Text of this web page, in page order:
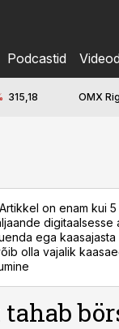
Podcastid Videod
315,18 OMX
Artikkel on enam kui 5
digitaalsesse
ega
olla vajalik
tahab